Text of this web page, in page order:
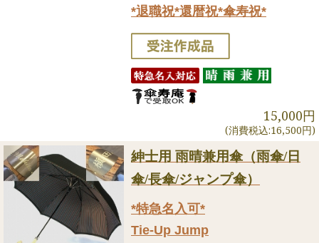
*退職祝*還暦祝*傘寿祝*
15,000円
(消費税込:16,500円)
紳士用 雨晴兼用傘（雨傘/日
傘/長傘/ジャンプ傘）
*特急名入可*
Tie-Up Jump